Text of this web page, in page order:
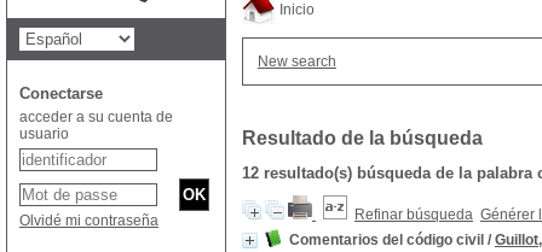
Inicio
New search
Resultado de la búsqueda
12 resultado(s) búsqueda de la palabra
Refinar búsqueda Générer
Comentarios del código civil /
Conectarse
acceder a su cuenta de
usuario
Olvidé mi contraseña